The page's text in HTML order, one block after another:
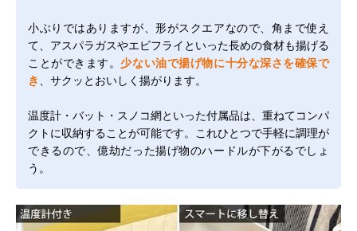
小ぶりではありますが、形がスクエアなので、角まで使え
て、アスパラガスやエビフライといった長めの食材も揚げる
ことができます。少ない油で揚げ物に十分な深さを確保で
き
、サクッとおいしく揚がります。
温度計・バット・スノコ網といった付属品は、重ねてコンパ
クトに収納することが可能です。これひとつで手軽に調理が
できるので、億劫だった揚げ物のハードルが下がるでしょ
う。